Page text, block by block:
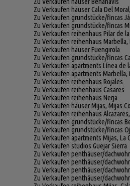
Zu Verkaufen häuser Cala Del
Zu Verkaufen grundstücke/fincas
Zu Verkaufen grundstücke/fincas
Zu Verkaufen reihenhaus Pilar de
Zu Verkaufen reihenhaus Marbella,
Zu Verkaufen häuser Fuengirola
Zu Verkaufen grundstücke/fincas
Zu Verkaufen apartments Línea de
Zu Verkaufen apartments
Zu Verkaufen reihenhaus Rojales
Zu Verkaufen reihenhaus Casares
Zu Verkaufen reihenhaus Nerja
Zu Verkaufen häuser Mijas, Mijas
Zu Verkaufen reihenhaus
Zu Verkaufen grundstücke/fincas
Zu Verkaufen grundstücke/fincas
Zu Verkaufen apartments Mijas, La
Zu Verkaufen studios Guejar Sierra
Zu Verkaufen penthäuser/
Zu Verkaufen penthäuser/
Zu Verkaufen penthäuser/
Zu Verkaufen penthäuser/